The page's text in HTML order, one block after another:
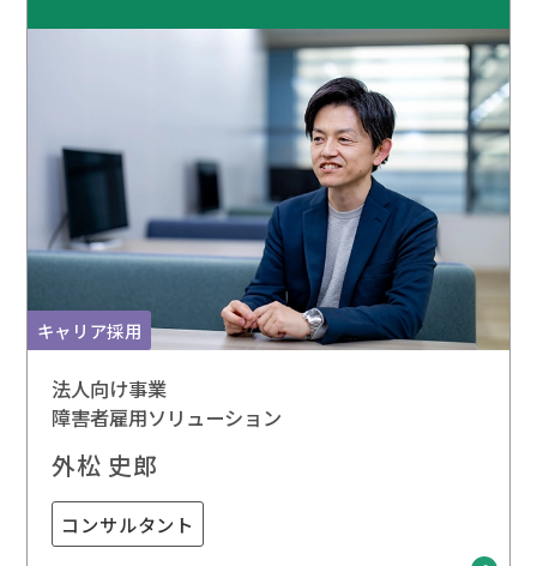
キャリア採用
法人向け事業
障害者雇用ソリューション
外松 史郎
コンサルタント